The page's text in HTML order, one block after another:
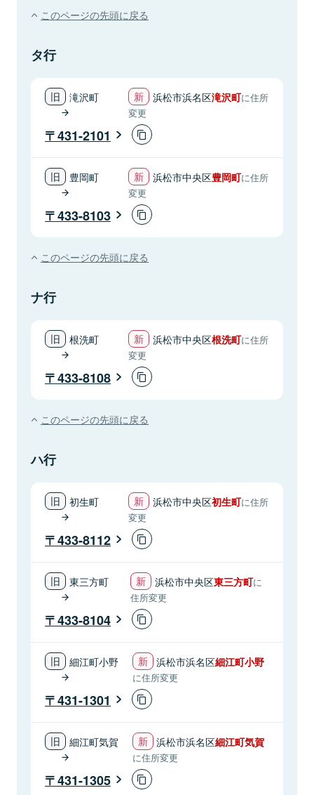
このページの先頭に戻る
タ行
滝沢町 浜松市浜名区滝沢町に住所
変更
431-2101
豊岡町 浜松市中央区豊岡町に住所
変更
433-8103
このページの先頭に戻る
ナ行
根洗町 浜松市中央区根洗町に住所
変更
433-8108
このページの先頭に戻る
ハ行
初生町 浜松市中央区初生町に住所
変更
433-8112
東三方町 浜松市中央区東三方町に
住所変更
433-8104
細江町小野 浜松市浜名区細江町小野
に住所変更
431-1301
細江町気賀 浜松市浜名区細江町気賀
に住所変更
431-1305